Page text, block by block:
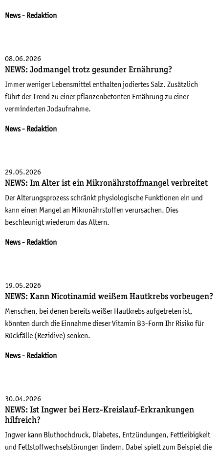
News- Redaktion
08.06.2026
NEWS: Jodmangel trotz gesunder Ernährung?
Immer weniger Lebensmittel enthalten jodiertes Salz. Zusätzlich
führt der Trend zu einer pflanzenbetonten Ernährung zu einer
verminderten Jodaufnahme.
News- Redaktion
29.05.2026
NEWS: Im Alter ist ein Mikronährstoffmangel verbreitet
Der Alterungsprozess schränkt physiologische Funktionen ein und
kann einen Mangel an Mikronährstoffen verursachen. Dies
beschleunigt wiederum das Altern.
News- Redaktion
19.05.2026
NEWS: Kann Nicotinamid weißem Hautkrebs vorbeugen?
Menschen, bei denen bereits weißer Hautkrebs aufgetreten ist,
könnten durch die Einnahme dieser Vitamin B3-Form Ihr Risiko für
Rückfälle (Rezidive) senken.
News- Redaktion
30.04.2026
NEWS: Ist Ingwer bei Herz-Kreislauf-Erkrankungen
hilfreich?
Ingwer kann Bluthochdruck, Diabetes, Entzündungen, Fettleibigkeit
und Fettstoffwechselstörungen lindern. Dabei spielt zum Beispiel die